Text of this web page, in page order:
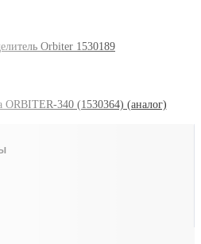
Orbiter 1530189
ORBITER-340 (1530364) (аналог)